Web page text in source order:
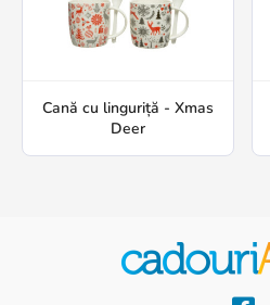
Cană cu linguriță - Xmas
Deer